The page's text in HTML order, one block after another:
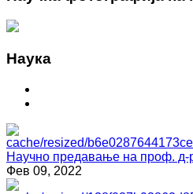
Наука
Научно предавање на проф. д-
Фев 09, 2022